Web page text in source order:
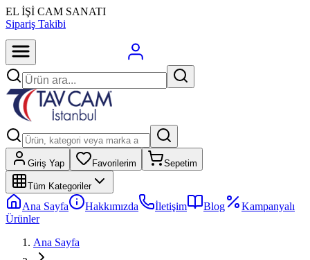
EL İŞİ CAM SANATI
Sipariş Takibi
Giriş Yap Favorilerim Sepetim
Tüm Kategoriler
Ana Sayfa Hakkımızda İletişim Blog
Kampanyalı
Ürünler
Ana Sayfa